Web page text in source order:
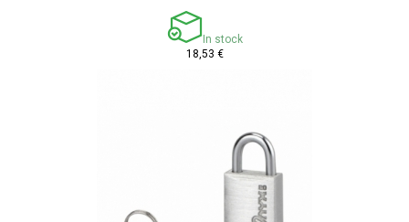
In stock
18,53 €